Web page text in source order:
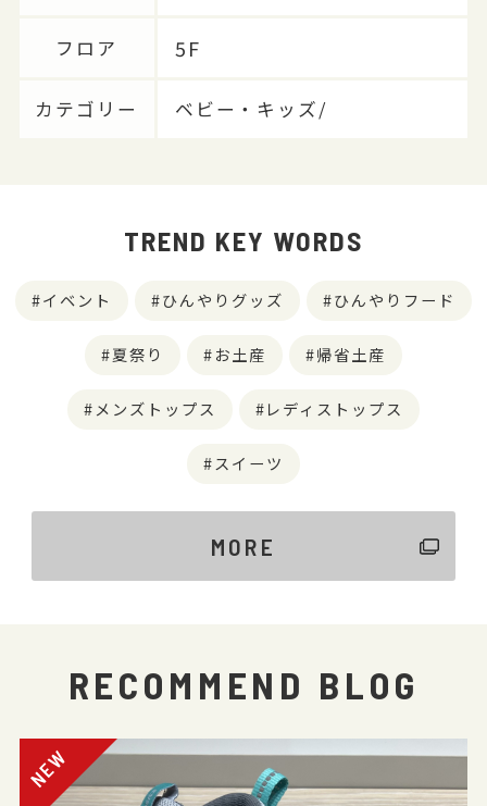
フロア 5F
カテゴリー ベビー・キッズ/
TREND KEY WORDS
イベント ひんやりグッズ ひんやりフード
夏祭り お土産 帰省土産
メンズトップス レディストップス
スイーツ
MORE
RECOMMEND BLOG